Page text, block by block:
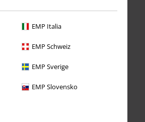
EMP Italia
EMP Schweiz
EMP Sverige
EMP Slovensko